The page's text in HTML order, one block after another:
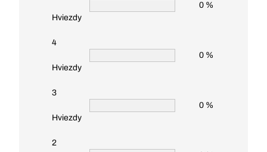
Hviezdy
0 %
4
Hviezdy
0 %
3
Hviezdy
0 %
2